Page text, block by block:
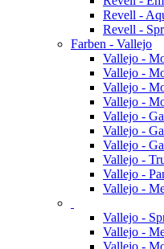
Revell -
Revell -
Farben - Vallejo
Vallejo -
Vallejo -
Vallejo -
Vallejo -
Vallejo -
Vallejo -
Vallejo -
Vallejo -
Vallejo -
Vallejo -
Vallejo -
Vallejo -
Vallejo -